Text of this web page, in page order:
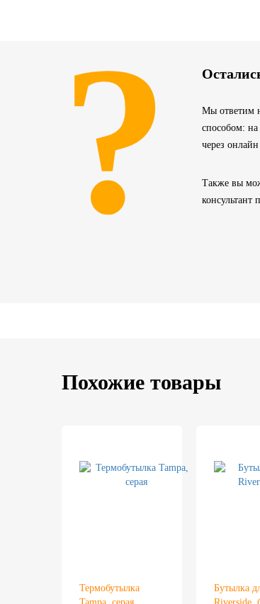
?
Мы ответим
способом:
через онлайн
Также вы
консультант
Похожие товары
Термобутылка
Бутылка